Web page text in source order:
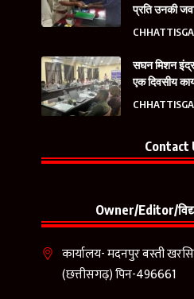
प्रति उनकी
सघन मिशन
एक दिवसीय
Contact
Owner/Editor/
कार्यालय- मदनपुर बस्ती
(छत्तीसगढ़) पिन-496661